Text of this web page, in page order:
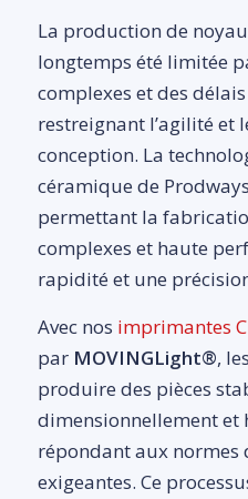
La production de
longtemps été limitée
complexes et des
restreignant l’agilité et
conception. La
céramique de
permettant la
complexes et haute
rapidité et une
Avec nos imprimantes
par MOVINGLight®,
produire des pièces
dimensionnellement et
répondant aux normes
exigeantes. Ce